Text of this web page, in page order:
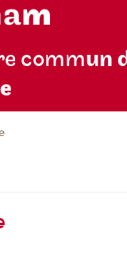
commun